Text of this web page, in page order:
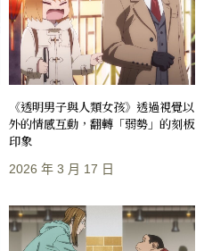
《透明男子與人類女孩》透過視覺以
外的情感互動，翻轉「弱勢」的刻板
印象
2026 年 3 月 17 日